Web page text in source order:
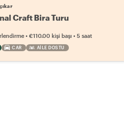
Craft Bira Turu
• €110.00 kişi başı • 5 saat
CAR AILE DOSTU